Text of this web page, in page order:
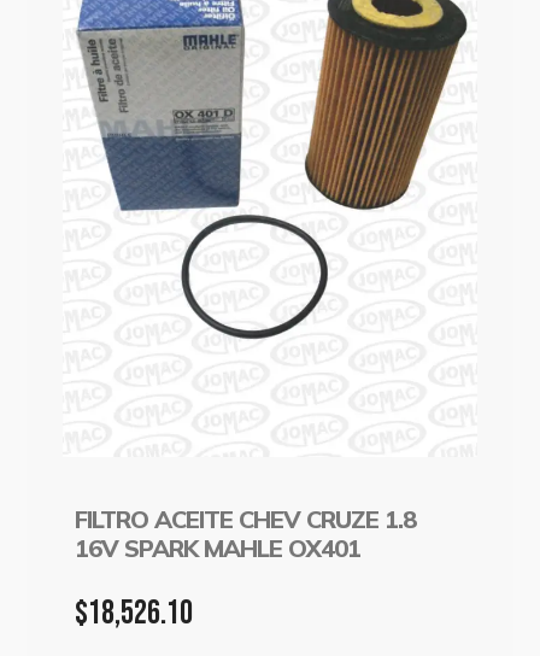
FILTRO ACEITE CHEV CRUZE 1.8
16V SPARK MAHLE OX401
$18,526.10